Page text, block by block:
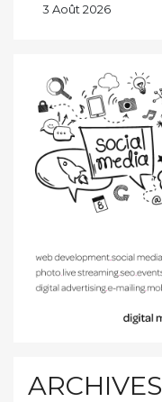
3 Août 2026
ARCHIVES